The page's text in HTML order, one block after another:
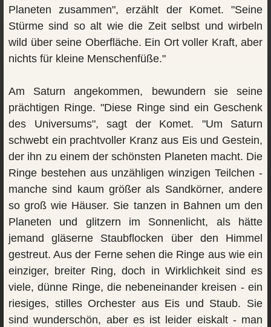
Planeten zusammen", erzählt der Komet. "Seine
Stürme sind so alt wie die Zeit selbst und wirbeln
wild über seine Oberfläche. Ein Ort voller Kraft, aber
nichts für kleine Menschenfüße."
Am Saturn angekommen, bewundern sie seine
prächtigen Ringe. "Diese Ringe sind ein Geschenk
des Universums", sagt der Komet. "Um Saturn
schwebt ein prachtvoller Kranz aus Eis und Gestein,
der ihn zu einem der schönsten Planeten macht. Die
Ringe bestehen aus unzähligen winzigen Teilchen -
manche sind kaum größer als Sandkörner, andere
so groß wie Häuser. Sie tanzen in Bahnen um den
Planeten und glitzern im Sonnenlicht, als hätte
jemand gläserne Staubflocken über den Himmel
gestreut. Aus der Ferne sehen die Ringe aus wie ein
einziger, breiter Ring, doch in Wirklichkeit sind es
viele, dünne Ringe, die nebeneinander kreisen - ein
riesiges, stilles Orchester aus Eis und Staub. Sie
sind wunderschön, aber es ist leider eiskalt - man